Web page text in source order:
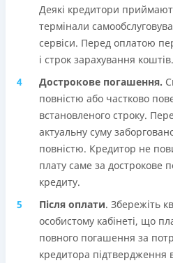
Деякі кредитори
термінали
сервіси. Перед оплатою
і строк зарахування коштів.
Дострокове погашення.
повністю або частково
встановленого строку.
актуальну суму
повністю. Кредитор не
плату саме за дострокове
кредиту.
Після оплати. Збережіть
особистому кабінеті, що
повного погашення за
кредитора підтвердження